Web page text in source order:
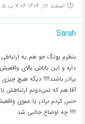
اسفند ۱۲, ۱۴۰۴ ۷:۰۶ ب.ظ
Sarah
بنظرم پونگ جو هم یه
داره و این باباش بالای
برادر باشند!!!! دیگه هیچ
آقا هم که نمی‌دونم
حس کردم برادر یا عموی
!!!! چه اوضاع جالبی شد